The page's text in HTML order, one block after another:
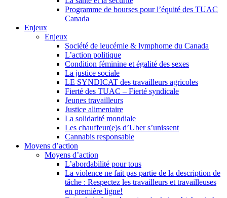
Programme de bourses pour l’équité des TUAC
Canada
Enjeux
Enjeux
Société de leucémie & lymphome du Canada
L’action politique
Condition féminine et égalité des sexes
La justice sociale
LE SYNDICAT des travailleurs agricoles
Fierté des TUAC – Fierté syndicale
Jeunes travailleurs
Justice alimentaire
La solidarité mondiale
Les chauffeur(e)s d’Uber s’unissent
Cannabis responsable
Moyens d’action
Moyens d’action
L’abordabilité pour tous
La violence ne fait pas partie de la description de
tâche : Respectez les travailleurs et travailleuses
en première ligne!